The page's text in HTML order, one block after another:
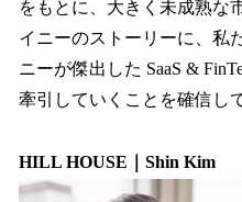
をもとに、大きく未成熟な
イニーのストーリーに、私
ニーが傑出した SaaS &
牽引していくことを確信し
HILL HOUSE｜Shin Kim